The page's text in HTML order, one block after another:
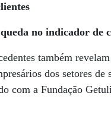
no indicador de
também
dos setores
com a Fundação